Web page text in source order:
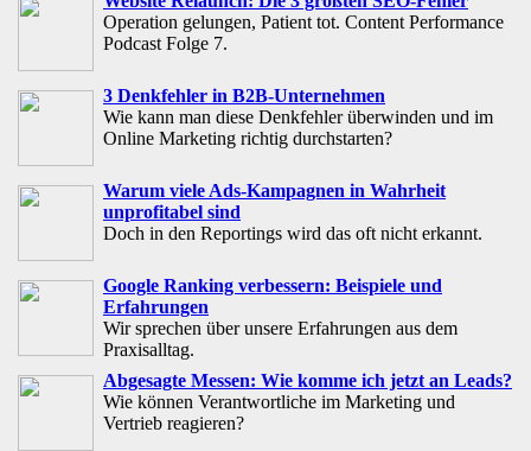
Operation gelungen, Patient tot. Content Performance
Podcast Folge 7.
3 Denkfehler in B2B-Unternehmen
Wie kann man diese Denkfehler überwinden und im
Online Marketing richtig durchstarten?
Warum viele Ads-Kampagnen in Wahrheit
unprofitabel sind
Doch in den Reportings wird das oft nicht erkannt.
Google Ranking verbessern: Beispiele und
Erfahrungen
Wir sprechen über unsere Erfahrungen aus dem
Praxisalltag.
Abgesagte Messen: Wie komme ich jetzt an Leads?
Wie können Verantwortliche im Marketing und
Vertrieb reagieren?